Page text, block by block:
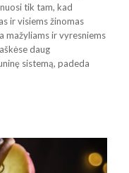
tik tam, kad
ir visiems žinomas
mažyliams ir vyresniems
daug
sistemą, padeda